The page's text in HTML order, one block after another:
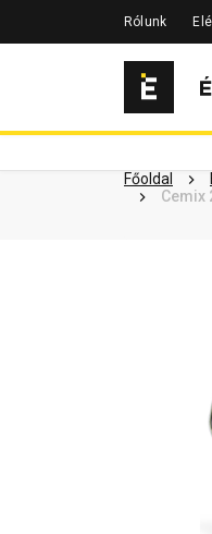
Rólunk
Főoldal
Cemix